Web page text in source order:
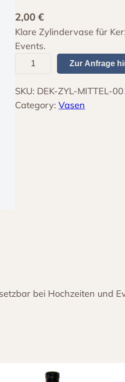
2,00 €
Klare Zylindervase für
Events.
y
l
i
0
Zur Anfrage
SKU: DEK-ZYL-MITTEL-
Category: Vasen
bei Hochzeiten und